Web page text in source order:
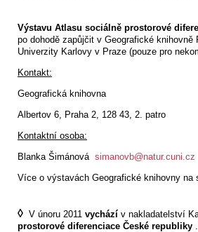
Výstavu Atlasu sociálně prostorové
po dohodě zapůjčit v Geografické knihovně
Univerzity Karlovy v Praze (pouze pro
Kontakt:
Geografická knihovna
Albertov 6, Praha 2, 128 43, 2. patro
Kontaktní osoba:
Blanka Šimánová simanovb@natur.cuni.cz
Více o výstavách Geografické knihovny na
◊ V únoru 2011 vychází v nakladatelství
prostorové diferenciace České republiky